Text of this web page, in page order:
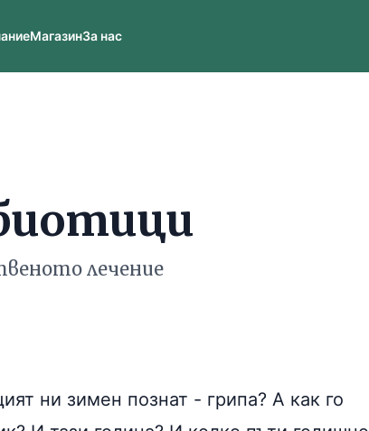
МагазинЗа нас
лечение
ни зимен познат - грипа? А как го